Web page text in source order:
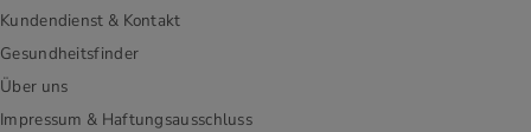
Kundendienst & Kontakt
Gesundheitsfinder
Über uns
Impressum & Haftungsausschluss